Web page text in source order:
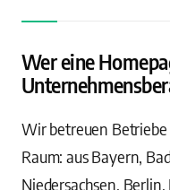
Wer eine
Wir betreuen Betriebe
Raum: aus Bayern,
Niedersachsen,